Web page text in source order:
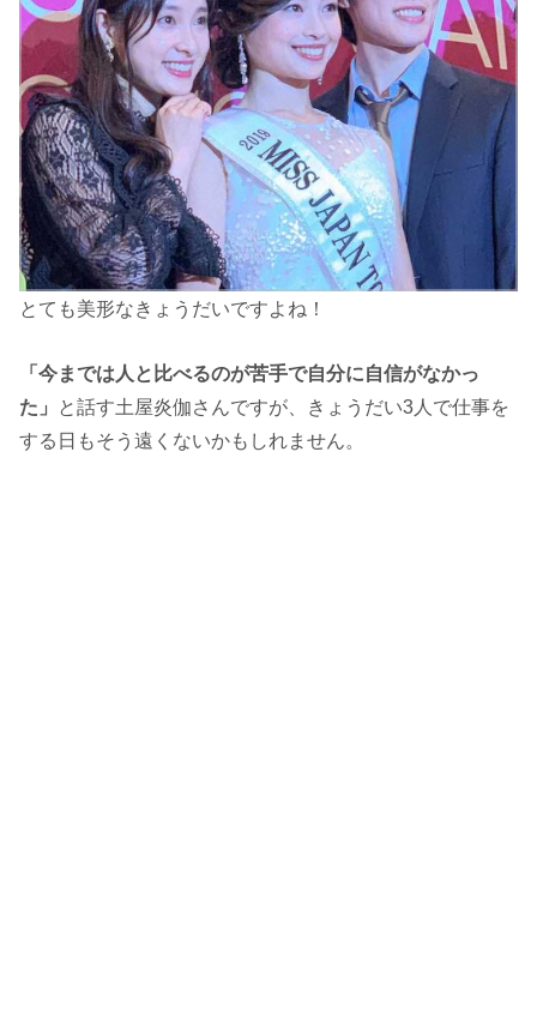
とても美形なきょうだいですよね！
「今までは人と比べるのが苦手で自分に自信がなかっ
た」 と話す土屋炎伽さんですが、きょうだい3人で仕事を
する日もそう遠くないかもしれません。